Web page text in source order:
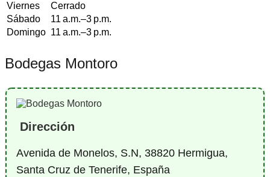
Viernes
Cerrado
Sábado
11 a.m.–3 p.m.
Domingo 11 a.m.–3 p.m.
Bodegas Montoro
Dirección
Avenida de Monelos, S.N, 38820 Hermigua,
Santa Cruz de Tenerife, España